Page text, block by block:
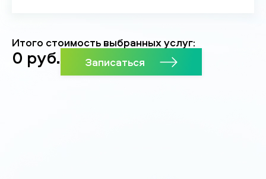
Итого стоимость выбранных услуг:
0 руб. Записаться